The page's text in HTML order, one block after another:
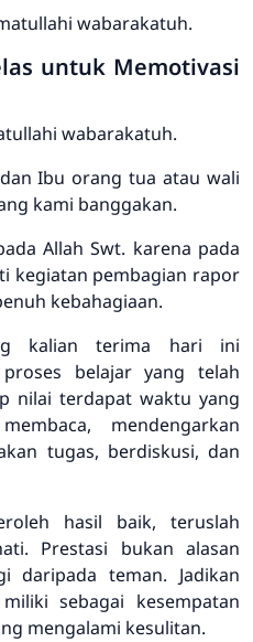
wabarakatuh.
untuk Memotivasi
wabarakatuh.
Ibu orang tua atau wali
kami banggakan.
Allah Swt. karena pada
kegiatan pembagian rapor
kebahagiaan.
kalian terima hari ini
belajar yang telah
nilai terdapat waktu yang
mendengarkan
tugas, berdiskusi, dan
hasil baik, teruslah
Prestasi bukan alasan
daripada teman. Jadikan
sebagai kesempatan
mengalami kesulitan.